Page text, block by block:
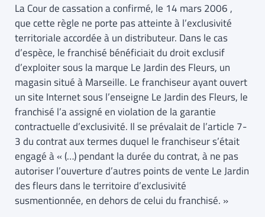
La Cour de cassation a confirmé, le 14 mars 2006 ,
que cette règle ne porte pas atteinte à l’exclusivité
territoriale accordée à un distributeur. Dans le cas
d’espèce, le franchisé bénéficiait du droit exclusif
d’exploiter sous la marque Le Jardin des Fleurs, un
magasin situé à Marseille. Le franchiseur ayant ouvert
un site Internet sous l’enseigne Le Jardin des Fleurs, le
franchisé l’a assigné en violation de la garantie
contractuelle d’exclusivité. Il se prévalait de l’article 7-
3 du contrat aux termes duquel le franchiseur s’était
engagé à « (…) pendant la durée du contrat, à ne pas
autoriser l’ouverture d’autres points de vente Le Jardin
des fleurs dans le territoire d’exclusivité
susmentionnée, en dehors de celui du franchisé. »